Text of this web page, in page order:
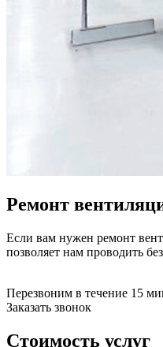
бутербродниц
cd
cd ресиверов
дарсонвалей
датчиков
датчиков
дегидраторов
депозитных
держателей с
Ремонт
Если вам нужен ремонт
позволяет нам проводить
Перезвоним в течение 15
Заказать звонок
Стоимость услуг